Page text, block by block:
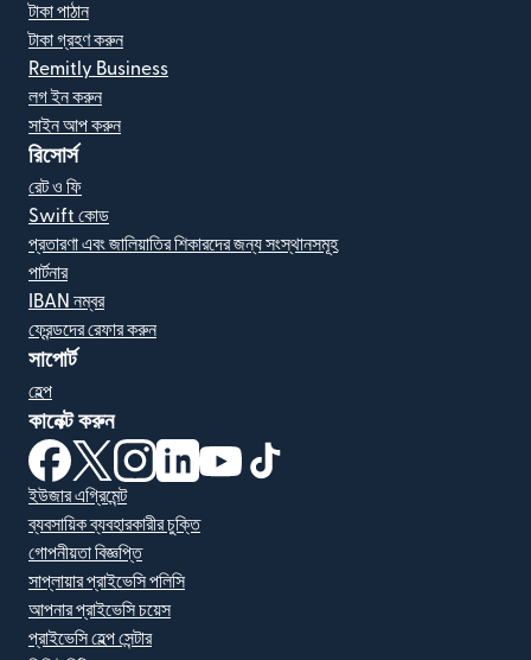
টাকা পাঠান
টাকা গ্রহণ করুন
Remitly Business
লগ ইন করুন
সাইন আপ করুন
রিসোর্স
রেট ও ফি
Swift কোড
প্রতারণা এবং জালিয়াতির শিকারদের জন্য সংস্থানসমূহ
পার্টনার
IBAN নম্বর
ফ্রেন্ডদের রেফার করুন
সাপোর্ট
হেল্প
কানেক্ট করুন
(নতুন উইন্ডোতে খুলবে)
(নতুন উইন্ডোতে খুলবে)
(নতুন উইন্ডোতে খুলবে)
(নতুন উইন্ডোতে খুলবে)
(নতুন উইন্ডোতে খুলবে)
ইউজার এগ্রিমেন্ট
ব্যবসায়িক ব্যবহারকারীর চুক্তি
গোপনীয়তা বিজ্ঞপ্তি
সাপ্লায়ার প্রাইভেসি পলিসি
আপনার প্রাইভেসি চয়েস
প্রাইভেসি হেল্প সেন্টার